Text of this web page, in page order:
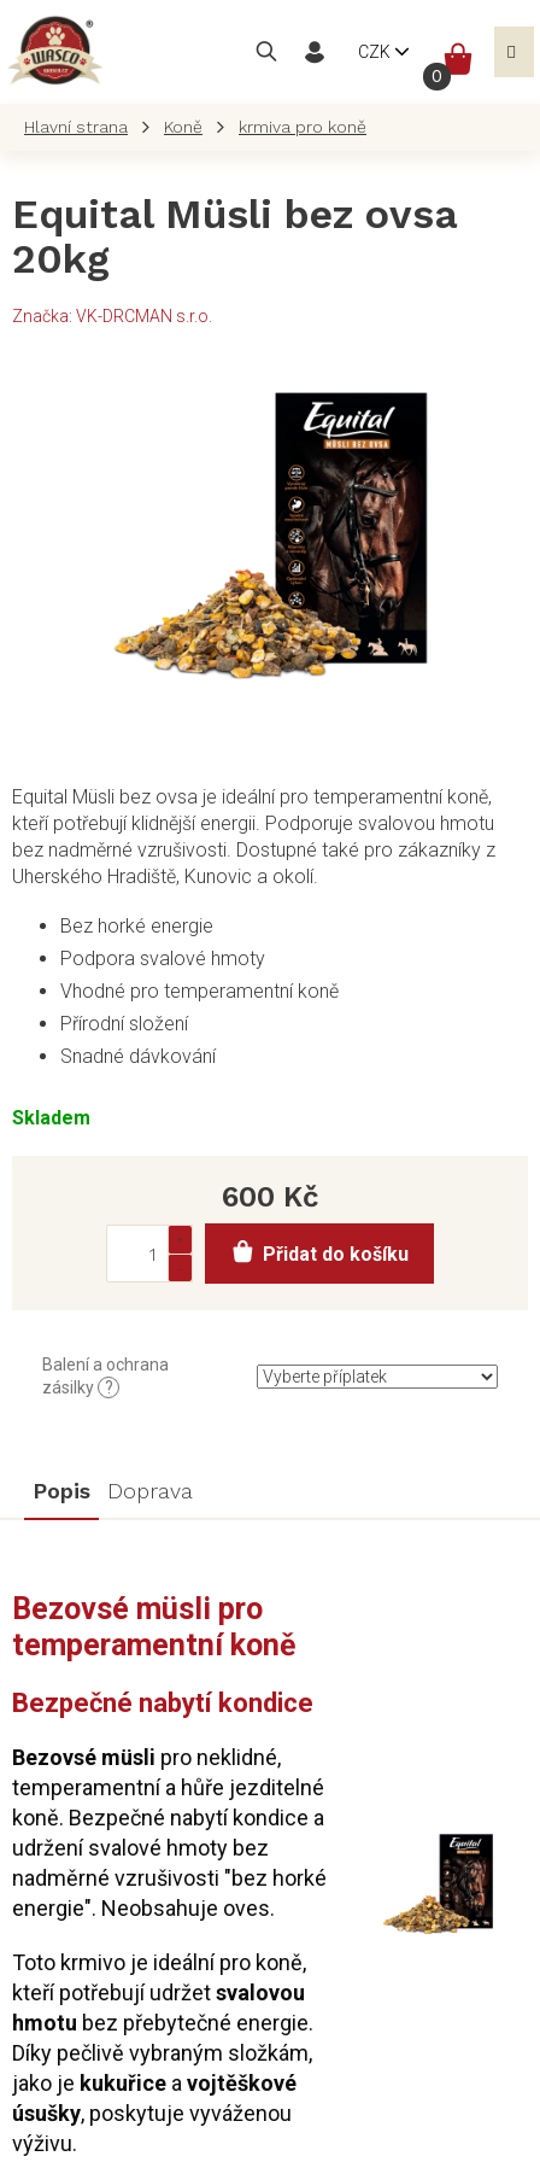
obsah
CZK
Koně krmiva pro koně
Equital Müsli bez ovsa
20kg
Značka: VK-DRCMAN s.r.o.
Skladem
Balení a ochrana
zásilky
?
Equital Müsli bez ovsa je ideální pro temperamentní koně,
kteří potřebují klidnější energii. Podporuje svalovou hmotu
bez nadměrné vzrušivosti. Dostupné také pro zákazníky z
Uherského Hradiště, Kunovic a okolí.
Bez horké energie
Podpora svalové hmoty
Vhodné pro temperamentní koně
Přírodní složení
Snadné dávkování
600 Kč
cena:
Přidat do košíku
Popis Doprava
Bezovsé müsli pro
temperamentní koně
Bezpečné nabytí kondice
Bezovsé müsli pro neklidné,
temperamentní a hůře jezditelné
koně. Bezpečné nabytí kondice a
udržení svalové hmoty bez
nadměrné vzrušivosti "bez horké
energie". Neobsahuje oves.
Toto krmivo je ideální pro koně,
kteří potřebují udržetsvalovou
hmotu bez přebytečné energie.
Díky pečlivě vybraným složkám,
jako je kukuřice a vojtěškové
úsušky, poskytuje vyváženou
výživu.